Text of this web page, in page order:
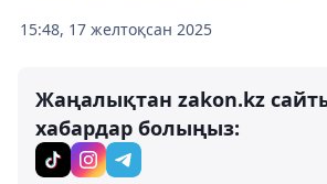
15:48, 17 желтоқсан 2025
Жаңалықтан zakon.kz
хабардар болыңыз: